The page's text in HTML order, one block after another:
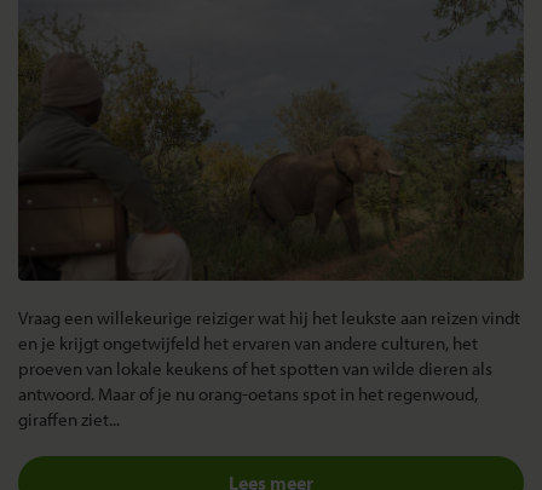
Vraag een willekeurige reiziger wat hij het leukste aan reizen vindt
en je krijgt ongetwijfeld het ervaren van andere culturen, het
proeven van lokale keukens of het spotten van wilde dieren als
antwoord. Maar of je nu orang-oetans spot in het regenwoud,
giraffen ziet...
Lees meer